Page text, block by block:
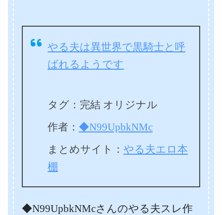
やる夫は異世界で黒騎士と呼
ばれるようです
タグ：完結 オリジナル
作者： ◆N99UpbkNMc
まとめサイト： やる夫エロ本
棚
◆N99UpbkNMcさんのやる夫スレ作